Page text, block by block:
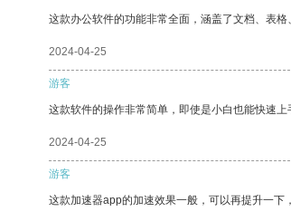
这款办公软件的功能非常全面，涵盖了文档、表
2024-04-25
游客
这款软件的操作非常简单，即使是小白也能快速上
2024-04-25
游客
这款加速器app的加速效果一般，可以再提升一下